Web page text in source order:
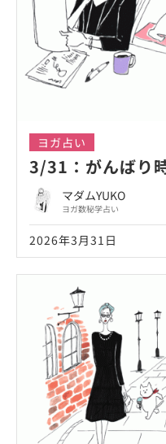
ヨガ占い
3/31：がんばり
マダムYUKO
ヨガ数秘学占い
2026年3月31日